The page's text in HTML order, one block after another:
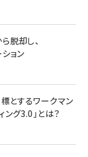
脱却し、
ョン
とするワークマン
グ3.0」とは？